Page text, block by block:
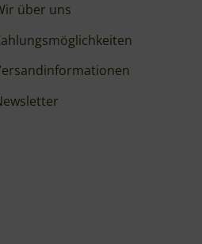
über uns